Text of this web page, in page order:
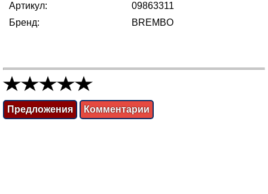
Артикул:
09863311
Бренд:
BREMBO
Предложения Комментарии